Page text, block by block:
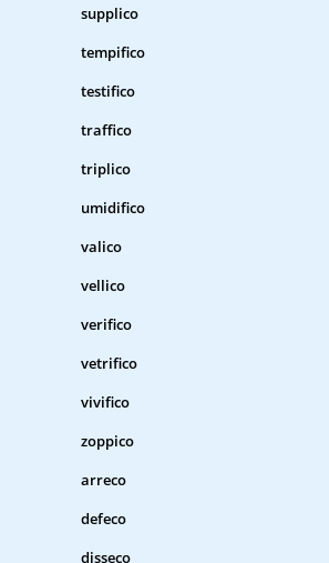
supplico
tempifico
testifico
traffico
triplico
umidifico
valico
vellico
verifico
vetrifico
vivifico
zoppico
arreco
defeco
disseco